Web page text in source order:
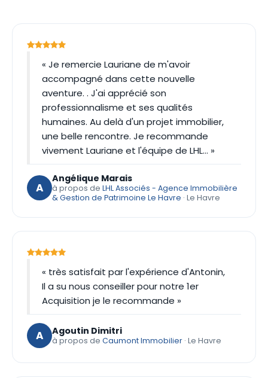
« Je remercie Lauriane de m'avoir
accompagné dans cette nouvelle
aventure. . J'ai apprécié son
professionnalisme et ses qualités
humaines. Au delà d'un projet immobilier,
une belle rencontre. Je recommande
vivement Lauriane et l'équipe de LHL… »
A
Angélique Marais
à propos de LHL Associés - Agence Immobilière
& Gestion de Patrimoine Le Havre · Le Havre
« très satisfait par l'expérience d'Antonin,
Il a su nous conseiller pour notre 1er
Acquisition je le recommande »
A Agoutin Dimitri
à propos de Caumont Immobilier · Le Havre